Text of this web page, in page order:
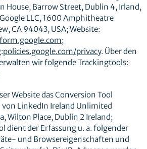
House, Barrow Street, Dublin 4, Irland,
LLC, 1600 Amphitheatre
CA 94043, USA; Website:
;
policies.google.com/privacy. Über den
wir folgende Trackingtools:
Website das Conversion Tool
von LinkedIn Ireland Unlimited
Wilton Place, Dublin 2 Ireland;
dient der Erfassung u. a. folgender
und Browsereigenschaften und